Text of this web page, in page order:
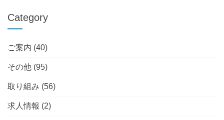
Category
ご案内 (40)
その他 (95)
取り組み (56)
求人情報 (2)